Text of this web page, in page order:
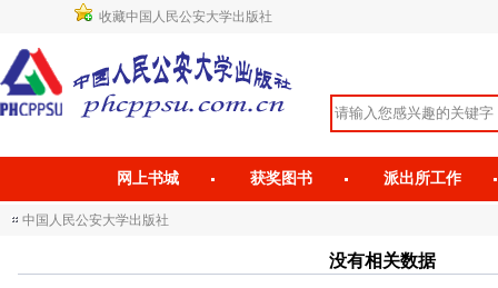
收藏中国人民公安大学出版社
网上书城 获奖图书 派出所工作
中国人民公安大学出版社
没有相关数据